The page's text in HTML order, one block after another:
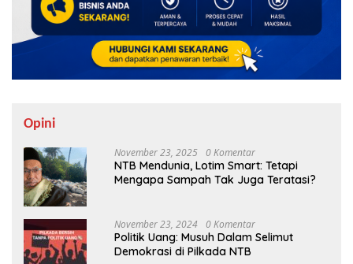
Opini
November 23, 2025 0 Komentar
NTB Mendunia, Lotim Smart: Tetapi
Mengapa Sampah Tak Juga Teratasi?
November 23, 2024 0 Komentar
Politik Uang: Musuh Dalam Selimut
Demokrasi di Pilkada NTB